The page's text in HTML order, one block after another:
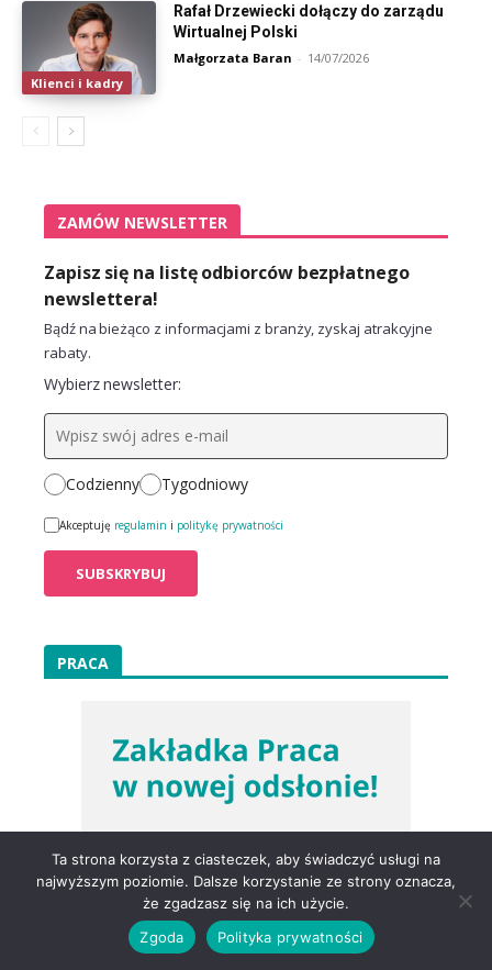
Klienci i kadry
Rafał Drzewiecki dołączy do zarządu
Wirtualnej Polski
Małgorzata Baran - 14/07/2026
ZAMÓW NEWSLETTER
Zapisz się na listę odbiorców bezpłatnego
newslettera!
Bądź na bieżąco z informacjami z branży, zyskaj atrakcyjne
rabaty.
Wybierz newsletter:
Codzienny Tygodniowy
Akceptuję regulamin i politykę prywatności
PRACA
Ta strona korzysta z ciasteczek, aby świadczyć usługi na
najwyższym poziomie. Dalsze korzystanie ze strony oznacza,
że zgadzasz się na ich użycie.
Zgoda
Polityka prywatności